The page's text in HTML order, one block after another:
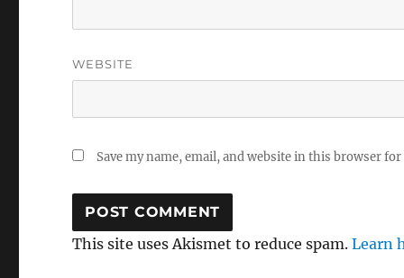
WEBSITE
Save my name, email, and website in this browser
This site uses Akismet to reduce spam.Learn